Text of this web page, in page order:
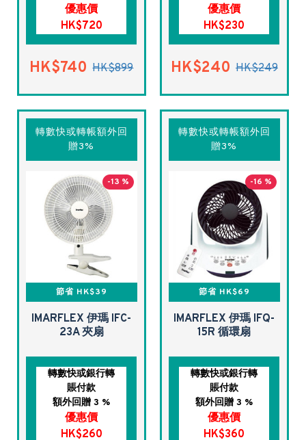
優惠價
HK$720
HK$740 HK$899
優惠價
HK$230
HK$240 HK$249
轉數快或轉帳額外回
贈3%
-13 %
節省 HK$39
IMARFLEX 伊瑪 IFC-
23A 夾扇
轉數快或銀行轉
賬付款
額外回贈 3 %
優惠價
HK$260
轉數快或轉帳額外回
贈3%
-16 %
節省 HK$69
IMARFLEX 伊瑪 IFQ-
15R 循環扇
轉數快或銀行轉
賬付款
額外回贈 3 %
優惠價
HK$360